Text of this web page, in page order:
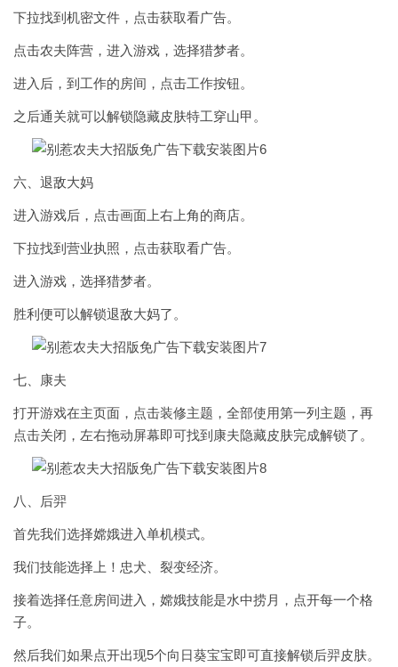
下拉找到机密文件，点击获取看广告。
点击农夫阵营，进入游戏，选择猎梦者。
进入后，到工作的房间，点击工作按钮。
之后通关就可以解锁隐藏皮肤特工穿山甲。
六、退敌大妈
进入游戏后，点击画面上右上角的商店。
下拉找到营业执照，点击获取看广告。
进入游戏，选择猎梦者。
胜利便可以解锁退敌大妈了。
七、康夫
打开游戏在主页面，点击装修主题，全部使用第一列主题，再
点击关闭，左右拖动屏幕即可找到康夫隐藏皮肤完成解锁了。
八、后羿
首先我们选择嫦娥进入单机模式。
我们技能选择上！忠犬、裂变经济。
接着选择任意房间进入，嫦娥技能是水中捞月，点开每一个格
子。
然后我们如果点开出现5个向日葵宝宝即可直接解锁后羿皮肤。